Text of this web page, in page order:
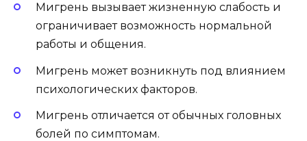
Мигрень вызывает жизненную слабость и
ограничивает возможность нормальной
работы и общения.
Мигрень может возникнуть под влиянием
психологических факторов.
Мигрень отличается от обычных головных
болей по симптомам.